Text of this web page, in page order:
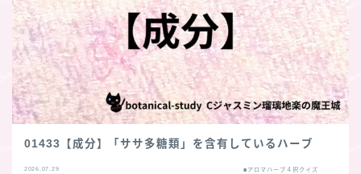
01433【成分】「ササ多糖類」を含有しているハーブ
2026.07.29 ■アロマハーブ４択クイズ